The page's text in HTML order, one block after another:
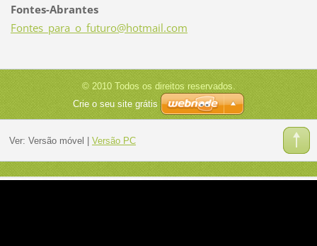
Fontes-Abrantes
Fontes_para_o_futuro@hotmail.com
© 2010 Todos os direitos reservados.
Crie o seu site grátis
Ver: Versão móvel Versão PC